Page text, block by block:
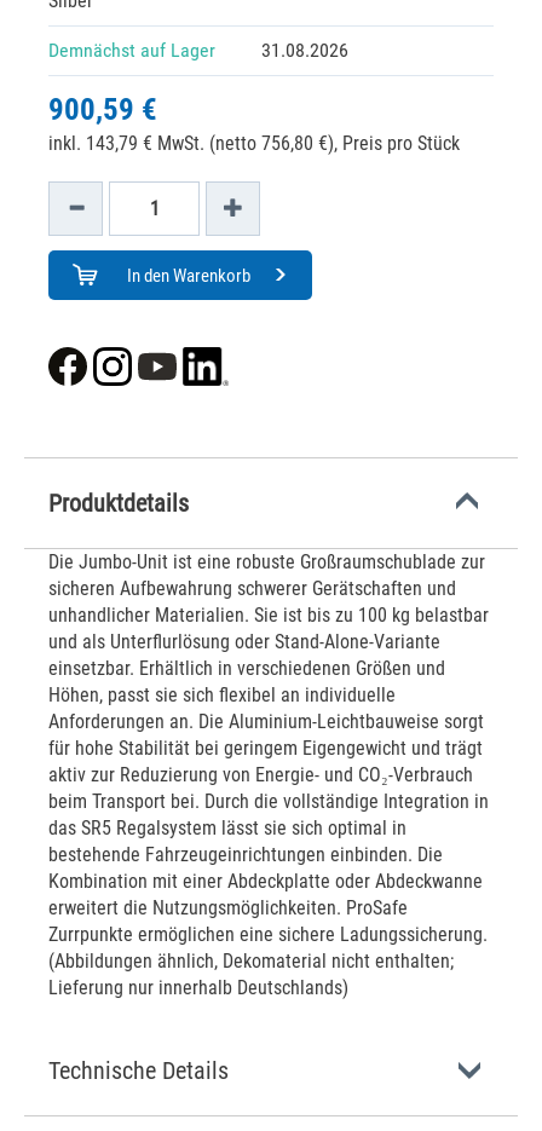
Demnächst auf Lager 31.08.2026
900,59 €
inkl. 143,79 € MwSt. (netto 756,80 €), Preis pro Stück
In den Warenkorb
Produktdetails
Die Jumbo-Unit ist eine robuste Großraumschublade zur
sicheren Aufbewahrung schwerer Gerätschaften und
unhandlicher Materialien. Sie ist bis zu 100 kg belastbar
und als Unterflurlösung oder Stand-Alone-Variante
einsetzbar. Erhältlich in verschiedenen Größen und
Höhen, passt sie sich flexibel an individuelle
Anforderungen an. Die Aluminium-Leichtbauweise sorgt
für hohe Stabilität bei geringem Eigengewicht und trägt
aktiv zur Reduzierung von Energie- und CO₂-Verbrauch
beim Transport bei. Durch die vollständige Integration in
das SR5 Regalsystem lässt sie sich optimal in
bestehende Fahrzeugeinrichtungen einbinden. Die
Kombination mit einer Abdeckplatte oder Abdeckwanne
erweitert die Nutzungsmöglichkeiten. ProSafe
Zurrpunkte ermöglichen eine sichere Ladungssicherung.
(Abbildungen ähnlich, Dekomaterial nicht enthalten;
Lieferung nur innerhalb Deutschlands)
Technische Details